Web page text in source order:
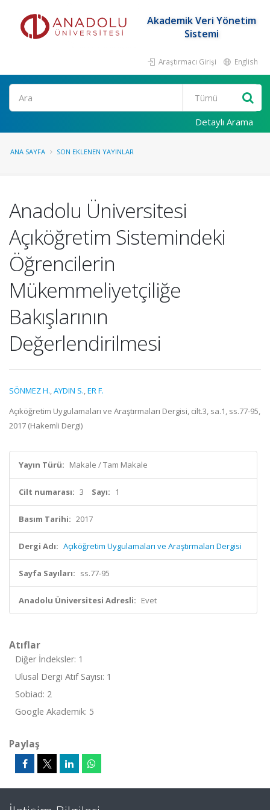
Akademik Veri Yönetim
Sistemi
Araştırmacı Girişi English
Ara
Detaylı Arama
ANA SAYFA SON EKLENEN YAYINLAR
Anadolu Üniversitesi
Açıköğretim Sistemindeki
Öğrencilerin
Mükemmeliyetçiliğe
Bakışlarının
Değerlendirilmesi
SÖNMEZ H.,AYDIN S.,ER F.
Açıköğretim Uygulamaları ve Araştırmaları Dergisi, cilt.3, sa.1, ss.77-95,
2017 (Hakemli Dergi)
Yayın Türü: Makale / Tam Makale
Cilt numarası: 3 Sayı: 1
Basım Tarihi: 2017
Dergi Adı: Açıköğretim Uygulamaları ve Araştırmaları Dergisi
Sayfa Sayıları: ss.77-95
Anadolu Üniversitesi Adresli: Evet
Atıflar
Diğer İndeksler: 1
Ulusal Dergi Atıf Sayısı: 1
Sobiad: 2
Google Akademik: 5
Paylaş